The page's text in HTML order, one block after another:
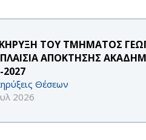
ΤΟΥ ΤΜΗΜΑΤΟΣ
ΑΠΟΚΤΗΣΗΣ
2027
Θέσεων
2026